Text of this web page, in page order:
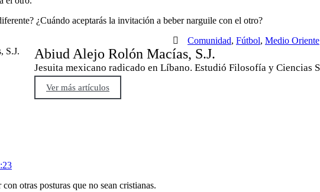
¿Cuándo aceptarás la invitación a beber narguile con el otro?
Comunidad, Fútbol, Medio Oriente
Abiud Alejo Rolón Macías, S.J.
Jesuita mexicano radicado en Líbano. Estudió Filosofía y Ciencias
Ver más artículos
otras posturas que no sean cristianas.